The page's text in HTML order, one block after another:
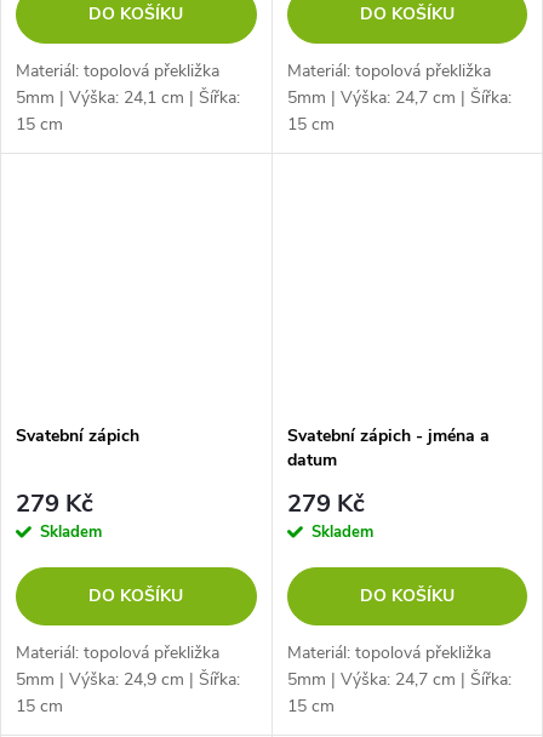
DO KOŠÍKU
Materiál: topolová překližka
5mm | Výška: 24,1 cm | Šířka:
15 cm
DO KOŠÍKU
Materiál: topolová překližka
5mm | Výška: 24,7 cm | Šířka:
15 cm
Svatební zápich
279 Kč
Skladem
DO KOŠÍKU
Materiál: topolová překližka
5mm | Výška: 24,9 cm | Šířka:
15 cm
Svatební zápich - jména a
datum
279 Kč
Skladem
DO KOŠÍKU
Materiál: topolová překližka
5mm | Výška: 24,7 cm | Šířka:
15 cm